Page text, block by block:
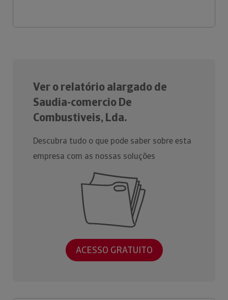
Ver o relatório alargado de
Saudia-comercio De
Combustiveis, Lda.
Descubra tudo o que pode saber sobre esta
empresa com as nossas soluções
ACESSO GRATUITO